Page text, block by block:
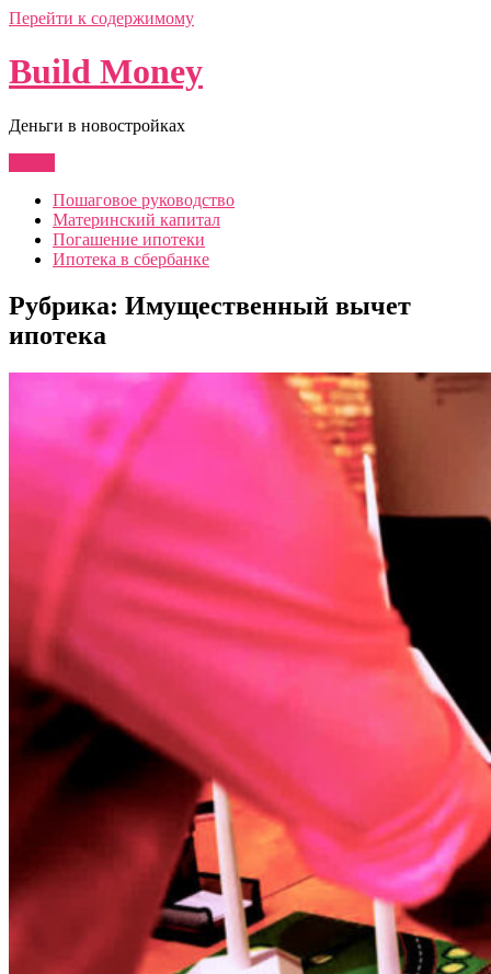
Перейти к содержимому
Build Money
Деньги в новостройках
Пошаговое руководство
Материнский капитал
Погашение ипотеки
Ипотека в сбербанке
Рубрика: Имущественный вычет
ипотека